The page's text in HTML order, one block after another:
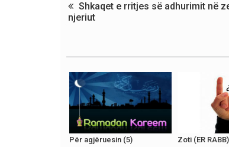
Shkaqet e rritjes së adhurimit në
njeriut
Për agjëruesin (5) Zoti (ER RABB)